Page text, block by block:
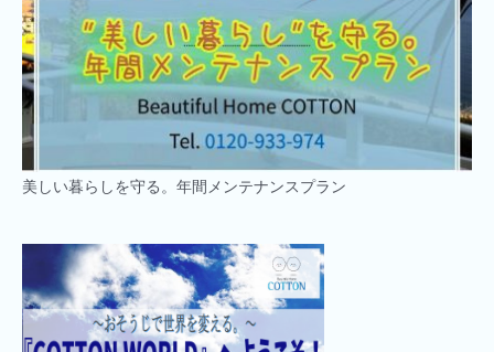
美しい暮らしを守る。年間メンテナンスプラン